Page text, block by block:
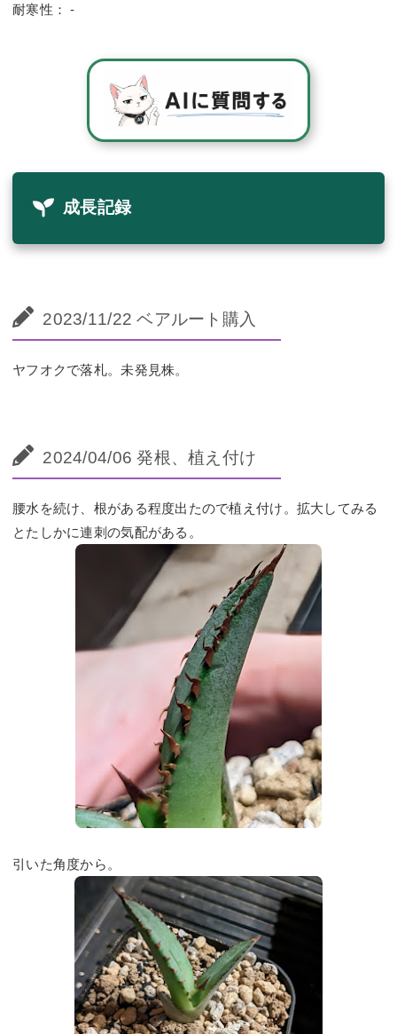
耐寒性： -
成長記録
2023/11/22 ベアルート購入
ヤフオクで落札。未発見株。
2024/04/06 発根、植え付け
腰水を続け、根がある程度出たので植え付け。拡大してみる
とたしかに連刺の気配がある。
引いた角度から。